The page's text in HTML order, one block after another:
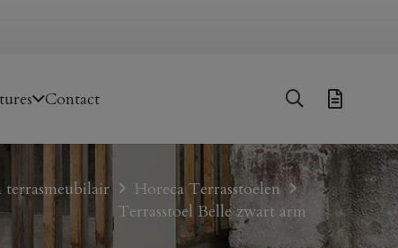
Contact
terrasmeubilair
Horeca Terrasstoelen
Terrasstoel Belle zwart arm